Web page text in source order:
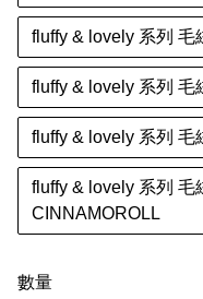
fluffy & lovely 系列 毛
fluffy & lovely 系列 毛
fluffy & lovely 系列 毛
fluffy & lovely 系列 毛
CINNAMOROLL
數量